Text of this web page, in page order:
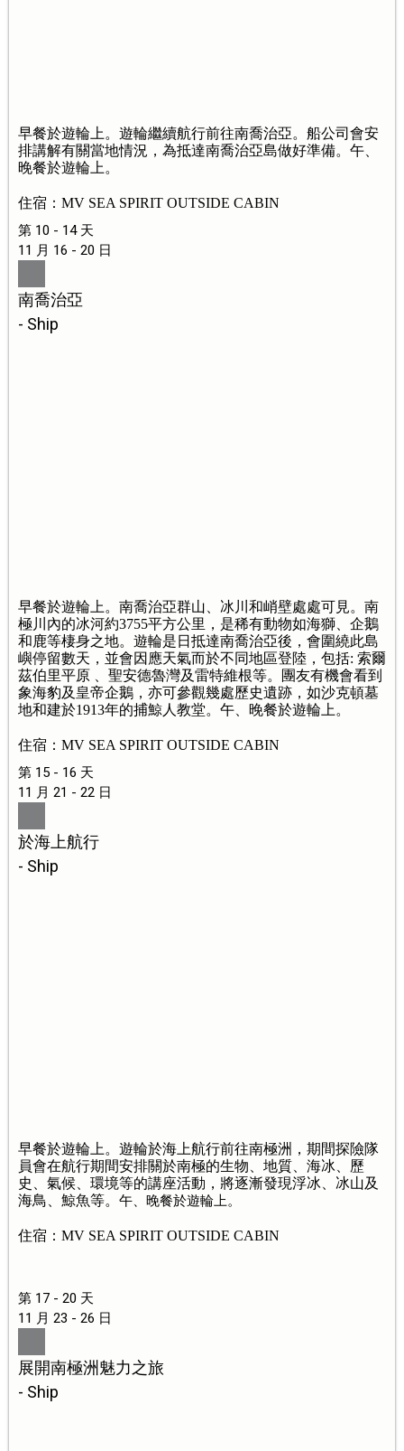
早餐於遊輪上。遊輪繼續航行前往南喬治亞。船公司會安
排講解有關當地情況，為抵達南喬治亞島做好準備。午、
晚餐於遊輪上。
住宿：MV SEA SPIRIT OUTSIDE CABIN
第 10 - 14 天
11 月 16 - 20 日
南喬治亞
- Ship
早餐於遊輪上。南喬治亞群山、冰川和峭壁處處可見。南
極川內的冰河約3755平方公里，是稀有動物如海獅、企鵝
和鹿等棲身之地。遊輪是日抵達南喬治亞後，會圍繞此島
嶼停留數天，並會因應天氣而於不同地區登陸，包括: 索爾
茲伯里平原 、聖安德魯灣及雷特維根等。團友有機會看到
象海豹及皇帝企鵝，亦可參觀幾處歷史遺跡，如沙克頓墓
地和建於1913年的捕鯨人教堂。午、晚餐於遊輪上。
住宿：MV SEA SPIRIT OUTSIDE CABIN
第 15 - 16 天
11 月 21 - 22 日
於海上航行
- Ship
早餐於遊輪上。遊輪於海上航行前往南極洲，期間探險隊
員會在航行期間安排關於南極的生物、地質、海冰、歷
史、氣候、環境等的講座活動，將逐漸發現浮冰、冰山及
海鳥、鯨魚等。 午、晚餐於遊輪上。
住宿：MV SEA SPIRIT OUTSIDE CABIN
第 17 - 20 天
11 月 23 - 26 日
展開南極洲魅力之旅
- Ship